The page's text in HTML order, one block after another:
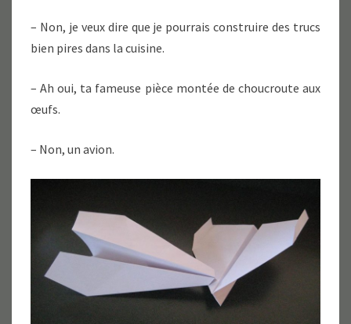
– Non, je veux dire que je pourrais construire des trucs
bien pires dans la cuisine.
– Ah oui, ta fameuse pièce montée de choucroute aux
œufs.
– Non, un avion.